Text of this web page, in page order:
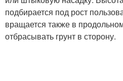
подбирается под рост
вращается также в
отбрасывать грунт в сторону.